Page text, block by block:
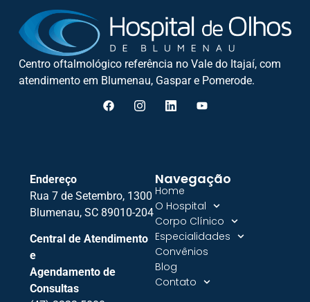
Centro oftalmológico referência no Vale do Itajaí, com
atendimento em Blumenau, Gaspar e Pomerode.
Endereço
Rua 7 de Setembro, 1300
Blumenau, SC 89010-204
Central de Atendimento
e
Agendamento de
Consultas
Navegação
Home
O Hospital
Corpo Clínico
Especialidades
Convênios
Blog
Contato